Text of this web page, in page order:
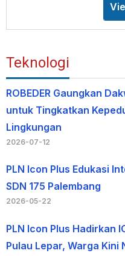
Teknologi
ROBEDER Gaungkan
untuk Tingkatkan
Lingkungan
2026-07-12
PLN Icon Plus Edukasi
SDN 175 Palembang
2026-05-22
PLN Icon Plus Hadirkan
Pulau Lepar, Warga Kini